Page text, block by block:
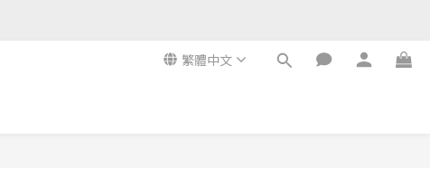
繁體中文